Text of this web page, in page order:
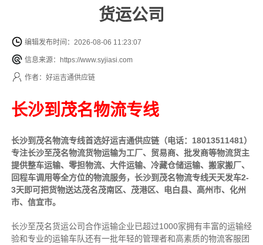
货运公司
编辑发布时间：2026-08-06 11:23:07
信息来源：https://www.syjiasi.com
作者：好运吉通供应链
长沙到茂名物流专线
长沙到茂名物流专线首选好运吉通供应链（电话：18013511481）
专注长沙至茂名物流货物运输为工厂、贸易商、批发商等物流货主
提供整车运输、零担物流、大件运输、冷藏仓储运输、搬家搬厂、
回程车调用等全方位的物流服务，长沙到茂名物流专线天天发车2-
3天即可把货物送达茂名茂南区、茂港区、电白县、高州市、化州
市、信宜市。
长沙至茂名货运公司合作运输企业已超过1000家拥有丰富的运输经
验和专业的运输车队还有一批年轻的管理者和高素质的物流客服团